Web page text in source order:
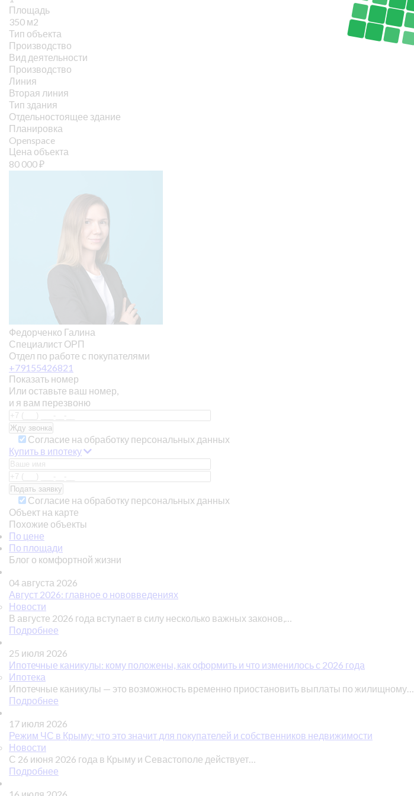
Площадь
350 м2
Тип объекта
Производство
Вид деятельности
Производство
Линия
Вторая линия
Тип здания
Отдельностоящее здание
Планировка
Openspace
Цена объекта
80 000₽
Федорченко Галина
Специалист ОРП
Отдел по работе с покупателями
+79155426821
Показать номер
Или оставьте ваш номер,
и я вам перезвоню
Согласие на обработку персональных данных
Купить в ипотеку
Согласие на обработку персональных данных
Объект на карте
Похожие объекты
По цене
По площади
Блог о комфортной жизни
04 августа 2026
Август 2026: главное о нововведениях
Новости
В августе 2026 года вступает в силу несколько важных законов,…
Подробнее
25 июля 2026
Ипотечные каникулы: кому положены, как оформить и что изменилось с 2026 года
Ипотека
Ипотечные каникулы — это возможность временно приостановить выплаты по жилищному…
Подробнее
17 июля 2026
Режим ЧС в Крыму: что это значит для покупателей и собственников недвижимости
Новости
С 26 июня 2026 года в Крыму и Севастополе действует…
Подробнее